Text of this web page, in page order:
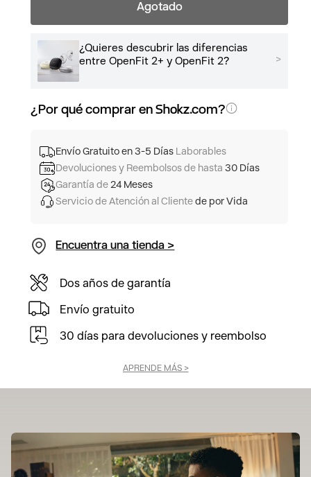
Agotado
¿Quieres descubrir las diferencias
entre OpenFit 2+ y OpenFit 2?
>
¿Por qué comprar en Shokz.com?
Envío Gratuito en 3-5 Días Laborables
Devoluciones y Reembolsos de hasta 30 Días
Garantía de24 Meses
Servicio de Atención al Cliente de por Vida
Encuentra una tienda >
Dos años de garantía
Envío gratuito
30 días para devoluciones y reembolso
APRENDE MÁS >